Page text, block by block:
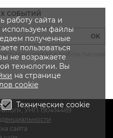
СОБЫТИЙ
OK
нажав в любом письме
УНП 190414469
сайта
работу сайта и
файлы
полученные
пользоваться
не возражаете
технологии. Вы
на странице
cookie
Технические cookie